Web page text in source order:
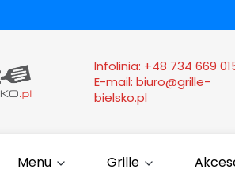
Infolinia: +48 734 669
E-mail: biuro@grille-
bielsko.pl
Menu Grille